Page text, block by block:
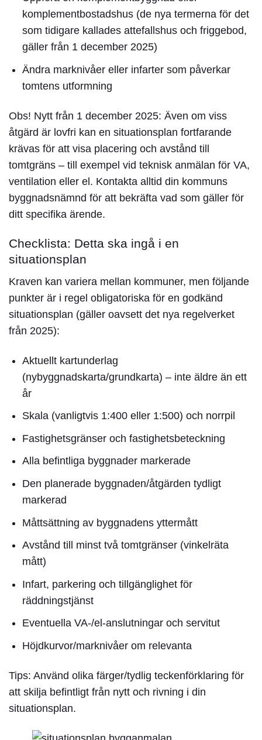
komplementbostadshus(de nya termerna för det
som tidigare kallades attefallshus och friggebod,
gäller från 1 december 2025)
Ändra marknivåer eller infarter som påverkar
tomtens utformning
Obs! Nytt från 1 december 2025: Även om viss
åtgärd är lovfri kan en situationsplan fortfarande
krävas för att visa placering och avstånd till
tomtgräns – till exempel vid teknisk anmälan för VA,
ventilation eller el. Kontakta alltid din kommuns
byggnadsnämnd för att bekräfta vad som gäller för
ditt specifika ärende.
Checklista: Detta ska ingå i en
situationsplan
Kraven kan variera mellan kommuner, men följande
punkter är i regel obligatoriska för en godkänd
situationsplan (gäller oavsett det nya regelverket
från 2025):
Aktuellt kartunderlag
(nybyggnadskarta/grundkarta) – inte äldre än ett
år
Skala (vanligtvis 1:400 eller 1:500) och norrpil
Fastighetsgränser och fastighetsbeteckning
Alla befintliga byggnader markerade
Den planerade byggnaden/åtgärden tydligt
markerad
Måttsättning av byggnadens yttermått
Avstånd till minst två tomtgränser (vinkelräta
mått)
Infart, parkering och tillgänglighet för
räddningstjänst
Eventuella VA-/el-anslutningar och servitut
Höjdkurvor/marknivåer om relevanta
Tips: Använd olika färger/tydlig teckenförklaring för
att skilja befintligt från nytt och rivning i din
situationsplan.